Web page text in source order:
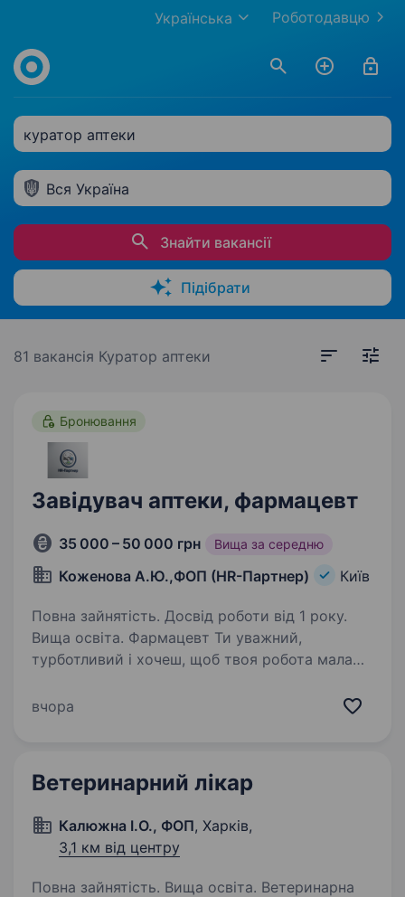
Роботодавцю
Українська
куратор аптеки
Вся Україна
Знайти вакансії
Підібрати
81 вакансія Куратор аптеки
Бронювання
Завідувач аптеки, фармацевт
35 000 – 50 000 грн Вища за середню
Коженова А.Ю.,ФОП (HR-Партнер) Київ
Повна зайнятість. Досвід роботи від 1 року.
Вища освіта. Фармацевт Ти уважний,
турботливий і хочеш, щоб твоя робота мала
цінують не лише професіоналізм,
вчора
Ветеринарний лікар
Калюжна І.О., ФОП, Харків,
3,1 км від центру
Повна зайнятість. Вища освіта. Ветеринарна